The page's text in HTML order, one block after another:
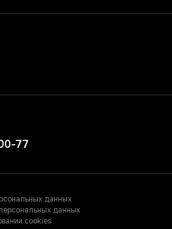
77
данных
данных
cookies